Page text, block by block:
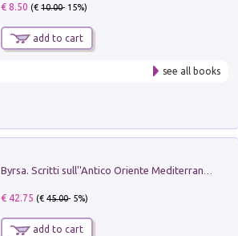
€ 8.50 (€10.00- 15%)
add to cart
see all books
€ 42.75 (€45.00- 5%)
add to cart